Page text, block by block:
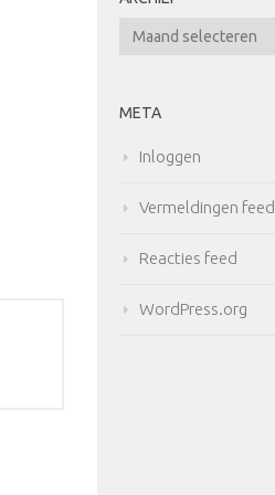
Archief
META
Inloggen
Vermeldingen feed
Reacties feed
WordPress.org